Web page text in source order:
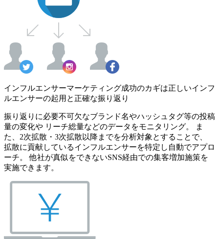
インフルエンサーマーケティング成功のカギは正しいインフ
ルエンサーの起用と正確な振り返り
振り返りに必要不可欠なブランド名やハッシュタグ等の投稿
量の変化や リーチ総量などのデータをモニタリング。 ま
た、2次拡散・3次拡散以降までを分析対象とすることで、
拡散に貢献しているインフルエンサーを特定し自動でアプロ
ーチ。 他社が真似をできないSNS経由での集客増加施策を
実施できます。